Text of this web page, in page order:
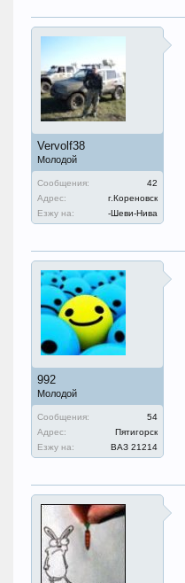
Vervolf38
Молодой
Сообщения:
42
Адрес:
г.Кореновск
Езжу на:
-Шеви-Нива
992
Молодой
Сообщения:
54
Адрес:
Пятигорск
Езжу на:
ВАЗ 21214